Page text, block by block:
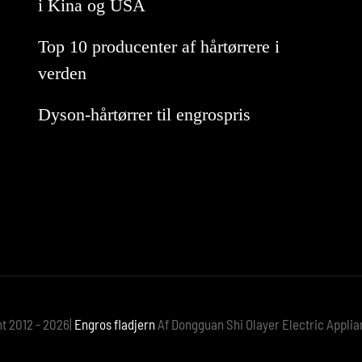
i Kina og USA
Top 10 producenter af hårtørrere i
verden
Dyson-hårtørrer til engrospris
2012 - 2026| Engros fladjernAf Dongguan Shi Olayer Electric